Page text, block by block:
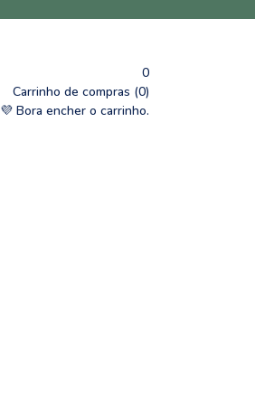
0
Carrinho de compras (0)
💜 Bora encher o carrinho.